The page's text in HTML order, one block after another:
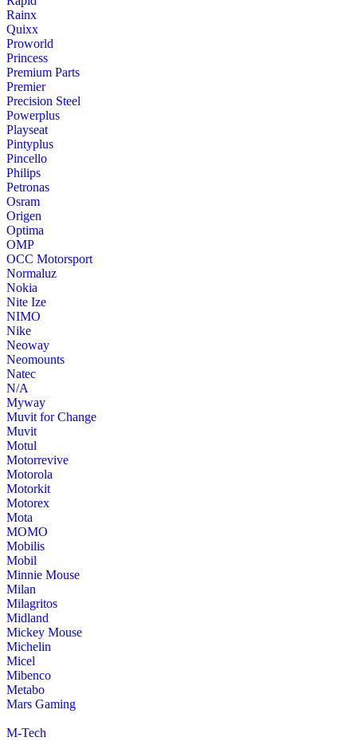
Rainx
Quixx
Proworld
Princess
Premium Parts
Premier
Precision Steel
Powerplus
Playseat
Pintyplus
Pincello
Philips
Petronas
Osram
Origen
Optima
OMP
OCC Motorsport
Normaluz
Nokia
Nite Ize
NIMO
Nike
Neoway
Neomounts
Natec
N/A
Myway
Muvit for Change
Muvit
Motul
Motorrevive
Motorola
Motorkit
Motorex
Mota
MOMO
Mobilis
Mobil
Minnie Mouse
Milan
Milagritos
Midland
Mickey Mouse
Michelin
Micel
Mibenco
Metabo
Mars Gaming
M-Tech